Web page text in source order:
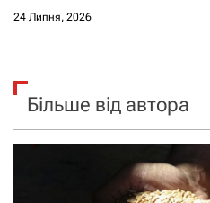
24 Липня, 2026
Більше від автора